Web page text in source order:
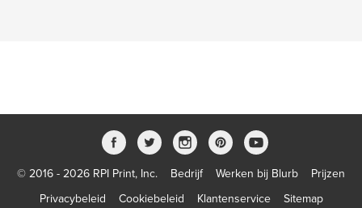
© 2016 - 2026 RPI Print, Inc. Bedrijf Werken bij Blurb
Prijzen
Privacybeleid
Cookiebeleid Klantenservice Sitemap